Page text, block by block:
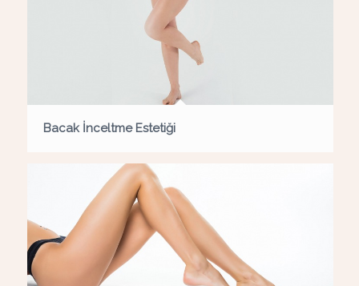
Bacak İnceltme Estetiği